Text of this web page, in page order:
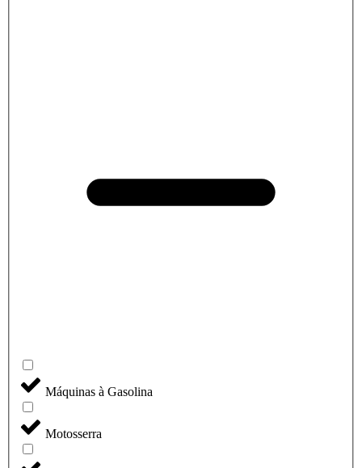
Máquinas à Gasolina
Motosserra